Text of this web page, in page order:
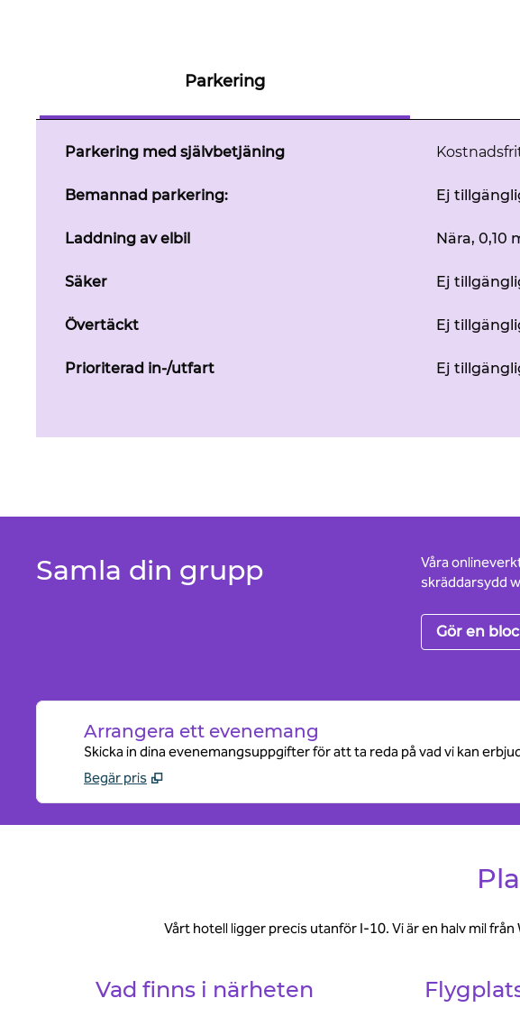
Parkering
Parkering med självbetjäning
Bemannad parkering: Ej
Laddning av elbil Nära, 0,10
Säker Ej
Övertäckt Ej
Prioriterad in-/utfart Ej
Samla din grupp
Våra
skräddarsydd
Gör en
Arrangera ett evenemang
Skicka in dina evenemangsuppgifter för att ta reda på vad vi kan
Begär pris
Vårt hotell ligger precis utanför I-10. Vi är en halv mil
Vad finns i närheten